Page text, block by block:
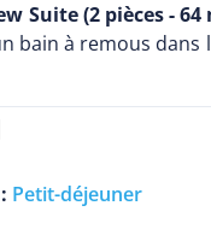
Suite (2 pièces - 64
bain à remous dans
Petit-déjeuner